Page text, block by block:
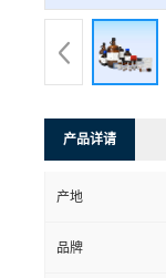
产品详请
产地
品牌